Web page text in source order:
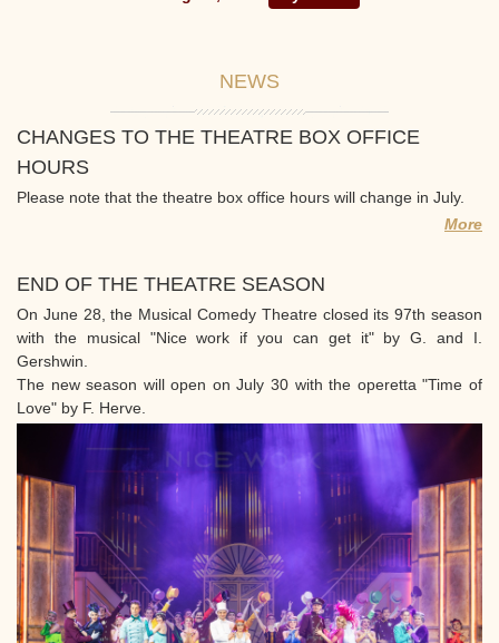
NEWS
CHANGES TO THE THEATRE BOX OFFICE
HOURS
Please note that the theatre box office hours will change in July.
More
END OF THE THEATRE SEASON
On June 28, the Musical Comedy Theatre closed its 97th season
with the musical "Nice work if you can get it" by G. and I.
Gershwin.
The new season will open on July 30 with the operetta "Time of
Love" by F. Herve.